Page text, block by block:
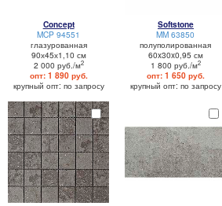
Concept
MCP 94551
глазурованная
90х45х1,10 см
2 000 руб./м2
опт: 1 890 руб.
крупный опт: по запросу
Softstone
MM 63850
полуполированная
60x30x0,95 см
1 800 руб./м2
опт: 1 650 руб.
крупный опт: по запросу